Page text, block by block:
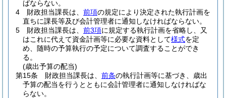
ばならない。
4
財政担当課長は、 前項の規定により決定された執行計画を
直ちに課長等及び会計管理者に通知しなければならない。
5
財政担当課長は、 前3項に規定する執行計画を省略し、又
はこれに代えて資金計画等に必要な資料として様式を定
め、随時の予算執行の予定について調査することができ
る。
(歳出予算の配当)
第15条
財政担当課長は、 前条の執行計画等に基づき、歳出
予算の配当を行うとともに会計管理者に通知しなければな
らない。